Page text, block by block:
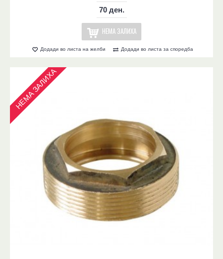
70 ден.
НЕМА ЗАЛИХА
Додади во листа на желби Додади во листа за споредба
НЕМА ЗАЛИХА